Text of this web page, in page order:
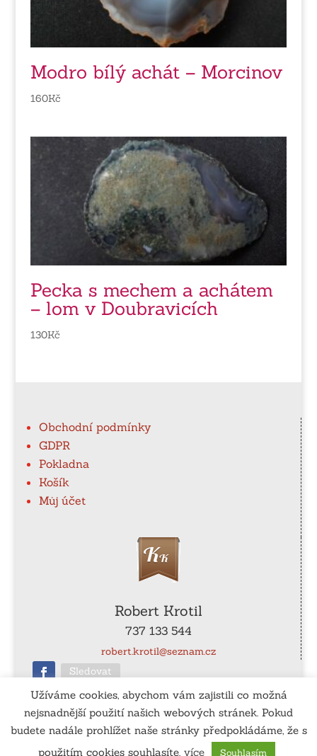
Modro bílý achát – Morcinov
160Kč
Pecka s mechem a achátem
– lom v Doubravicích
130Kč
Obchodní podmínky
GDPR
Pokladna
Košík
Můj účet
Robert Krotil
737 133 544
robert.krotil@seznam.cz
Sledovat
ČÚ: 115-990540267/0100
Užíváme cookies, abychom vám zajistili co možná
nejsnadnější použití našich webových stránek. Pokud
budete nadále prohlížet naše stránky předpokládáme, že s
použitím cookies souhlasíte. více Souhlasím